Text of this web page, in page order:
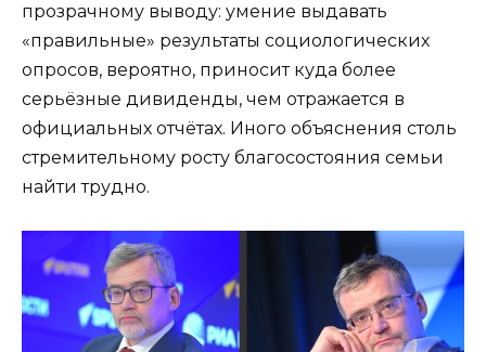
прозрачному выводу: умение выдавать
«правильные» результаты социологических
опросов, вероятно, приносит куда более
серьёзные дивиденды, чем отражается в
официальных отчётах. Иного объяснения столь
стремительному росту благосостояния семьи
найти трудно.